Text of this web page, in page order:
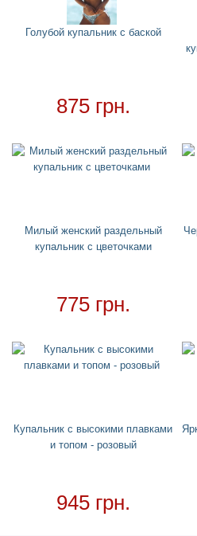
Водный спорт
Круги
Пледы
Купальники
Открытые купальники
Закрытые купальники и
Мужские купальники
Надувные подстаканники
Для дома
Голубой купальник с баской
875 грн.
Милый женский раздельный
купальник с цветочками
775 грн.
Купальник с высокими плавками
и топом - розовый
945 грн.